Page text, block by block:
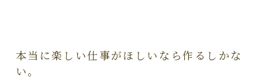
本当に楽しい仕事がほしいなら作るしかな
い。